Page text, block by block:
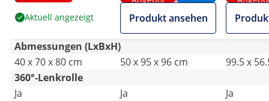
Catering
Aktuell angezeigt
500 kg - Royal
Catering
Produkt ansehen
200 kg -
Catering
Abmessungen (LxBxH)
40 x 70 x 80 cm
50 x 95 x 96 cm
99.5 x
360°-Lenkrolle
Ja
Ja
Ja